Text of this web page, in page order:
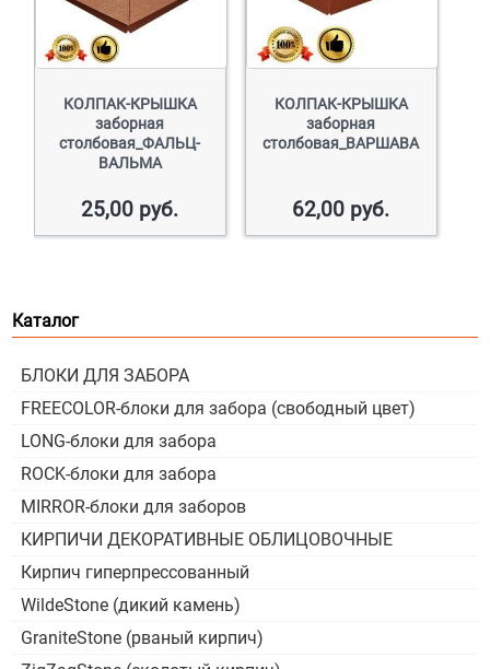
КОЛПАК-КРЫШКА
заборная
столбовая_ФАЛЬЦ-
ВАЛЬМА
25,00 руб.
КОЛПАК-КРЫШКА
заборная
столбовая_ВАРШАВА
62,00 руб.
Каталог
БЛОКИ ДЛЯ ЗАБОРА
FREECOLOR-блоки для забора (свободный цвет)
LONG-блоки для забора
ROCK-блоки для забора
MIRROR-блоки для заборов
КИРПИЧИ ДЕКОРАТИВНЫЕ ОБЛИЦОВОЧНЫЕ
Кирпич гиперпрессованный
WildeStone (дикий камень)
GraniteStone (рваный кирпич)